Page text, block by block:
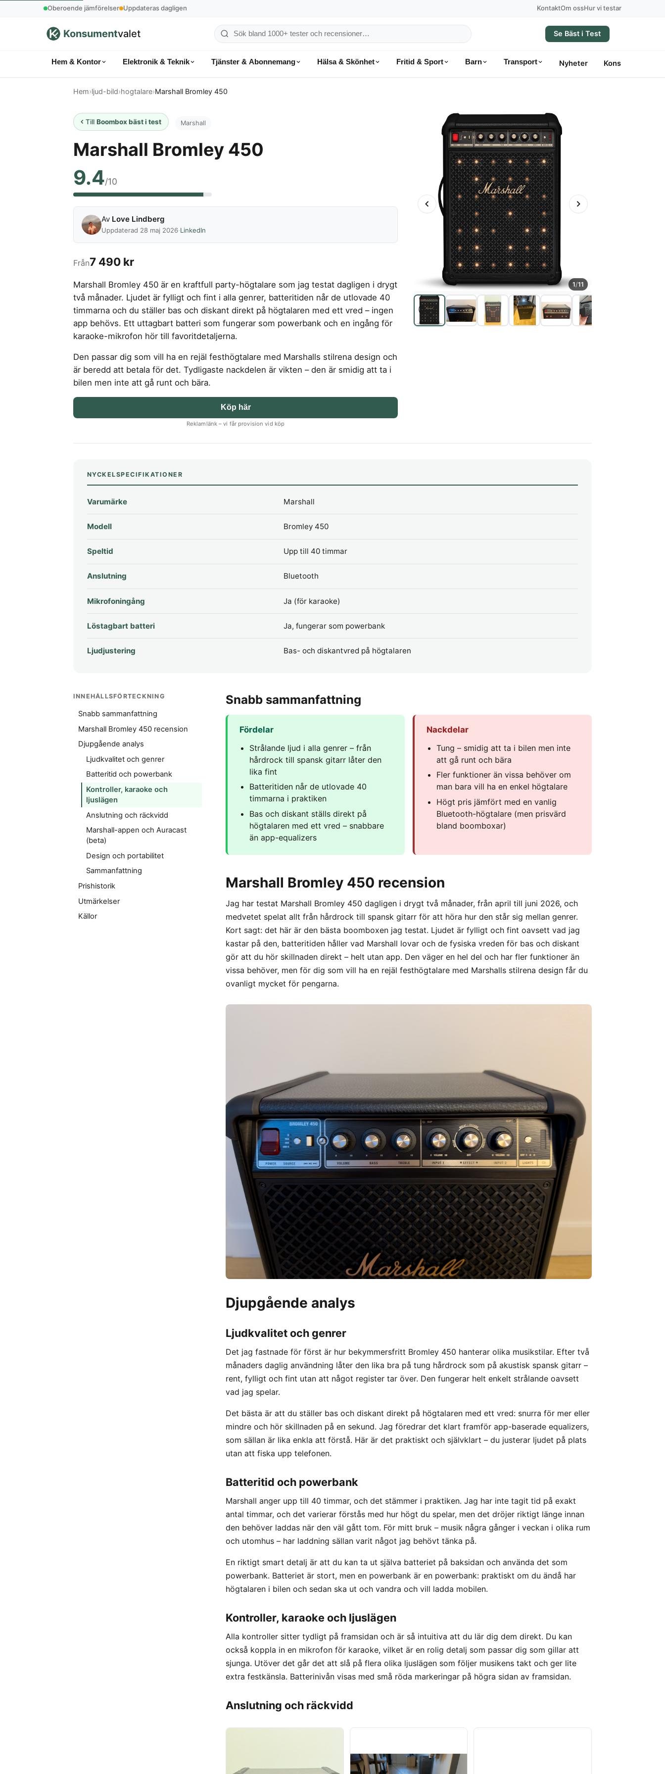
Oberoende jämförelser Uppdateras dagligen KontaktOm ossHur vi testar
Konsumentvalet
Sök
konsumentvalet
Se Bäst i Test
Hem & Kontor Elektronik & Teknik Tjänster & Abonnemang Hälsa & Skönhet Fritid & Sport Barn Transport Nyheter
Hem›ljud-bild›hogtalare›Marshall Bromley 450
TillBoombox bäst i test Marshall
Marshall Bromley 450
9.4/10
Av Love Lindberg
Uppdaterad 28 maj 2026·LinkedIn
Från7 490 kr
Marshall Bromley 450 är en kraftfull party-högtalare som jag testat dagligen i drygt
två månader. Ljudet är fylligt och fint i alla genrer, batteritiden når de utlovade 40
timmarna och du ställer bas och diskant direkt på högtalaren med ett vred – ingen
app behövs. Ett uttagbart batteri som fungerar som powerbank och en ingång för
karaoke-mikrofon hör till favoritdetaljerna.
Den passar dig som vill ha en rejäl festhögtalare med Marshalls stilrena design och
är beredd att betala för det. Tydligaste nackdelen är vikten – den är smidig att ta i
bilen men inte att gå runt och bära.
Köp här
Reklamlänk – vi får provision vid köp
1/11
NYCKELSPECIFIKATIONER
Varumärke Marshall
Modell Bromley 450
Speltid Upp till 40 timmar
Anslutning Bluetooth
Mikrofoningång Ja (för karaoke)
Löstagbart batteri Ja, fungerar som powerbank
Ljudjustering Bas- och diskantvred på högtalaren
INNEHÅLLSFÖRTECKNING
Snabb sammanfattning
Marshall Bromley 450 recension
Djupgående analys
Ljudkvalitet och genrer
Batteritid och powerbank
Kontroller, karaoke och
ljuslägen
Anslutning och räckvidd
Marshall-appen och Auracast
(beta)
Design och portabilitet
Sammanfattning
Prishistorik
Utmärkelser
Källor
Snabb sammanfattning
Fördelar
Strålande ljud i alla genrer – från
hårdrock till spansk gitarr låter den
lika fint
Batteritiden når de utlovade 40
timmarna i praktiken
Bas och diskant ställs direkt på
högtalaren med ett vred – snabbare
än app-equalizers
Nackdelar
Tung – smidig att ta i bilen men inte
att gå runt och bära
Fler funktioner än vissa behöver om
man bara vill ha en enkel högtalare
Högt pris jämfört med en vanlig
Bluetooth-högtalare (men prisvärd
bland boomboxar)
Marshall Bromley 450 recension
Jag har testat Marshall Bromley 450 dagligen i drygt två månader, från april till juni 2026, och
medvetet spelat allt från hårdrock till spansk gitarr för att höra hur den står sig mellan genrer.
Kort sagt: det här är den bästa boomboxen jag testat. Ljudet är fylligt och fint oavsett vad jag
kastar på den, batteritiden håller vad Marshall lovar och de fysiska vreden för bas och diskant
gör att du hör skillnaden direkt – helt utan app. Den väger en hel del och har fler funktioner än
vissa behöver, men för dig som vill ha en rejäl festhögtalare med Marshalls stilrena design får du
ovanligt mycket för pengarna.
Djupgående analys
Ljudkvalitet och genrer
Det jag fastnade för först är hur bekymmersfritt Bromley 450 hanterar olika musikstilar. Efter två
månaders daglig användning låter den lika bra på tung hårdrock som på akustisk spansk gitarr –
rent, fylligt och fint utan att något register tar över. Den fungerar helt enkelt strålande oavsett
vad jag spelar.
Det bästa är att du ställer bas och diskant direkt på högtalaren med ett vred: snurra för mer eller
mindre och hör skillnaden på en sekund. Jag föredrar det klart framför app-baserade equalizers,
som sällan är lika enkla att förstå. Här är det praktiskt och självklart – du justerar ljudet på plats
utan att fiska upp telefonen.
Batteritid och powerbank
Marshall anger upp till 40 timmar, och det stämmer i praktiken. Jag har inte tagit tid på exakt
antal timmar, och det varierar förstås med hur högt du spelar, men det dröjer riktigt länge innan
den behöver laddas när den väl gått tom. För mitt bruk – musik några gånger i veckan i olika rum
och utomhus – har laddning sällan varit något jag behövt tänka på.
En riktigt smart detalj är att du kan ta ut själva batteriet på baksidan och använda det som
powerbank. Batteriet är stort, men en powerbank är en powerbank: praktiskt om du ändå har
högtalaren i bilen och sedan ska ut och vandra och vill ladda mobilen.
Kontroller, karaoke och ljuslägen
Alla kontroller sitter tydligt på framsidan och är så intuitiva att du lär dig dem direkt. Du kan
också koppla in en mikrofon för karaoke, vilket är en rolig detalj som passar dig som gillar att
sjunga. Utöver det går det att slå på flera olika ljuslägen som följer musikens takt och ger lite
extra festkänsla. Batterinivån visas med små röda markeringar på högra sidan av framsidan.
Anslutning och räckvidd